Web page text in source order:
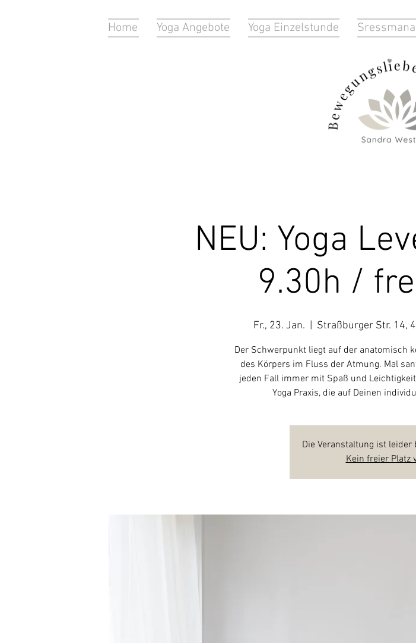
Home Yoga Angebote Yoga Einzelstunde
NEU: Yoga
9.30h /
Fr., 23. Jan. Straßburger Str. 14,
Der Schwerpunkt liegt auf der anatomisch
des Körpers im Fluss der Atmung. Mal
jeden Fall immer mit Spaß und
Yoga Praxis, die auf Deinen
Die Veranstaltung ist
Kein freier Platz